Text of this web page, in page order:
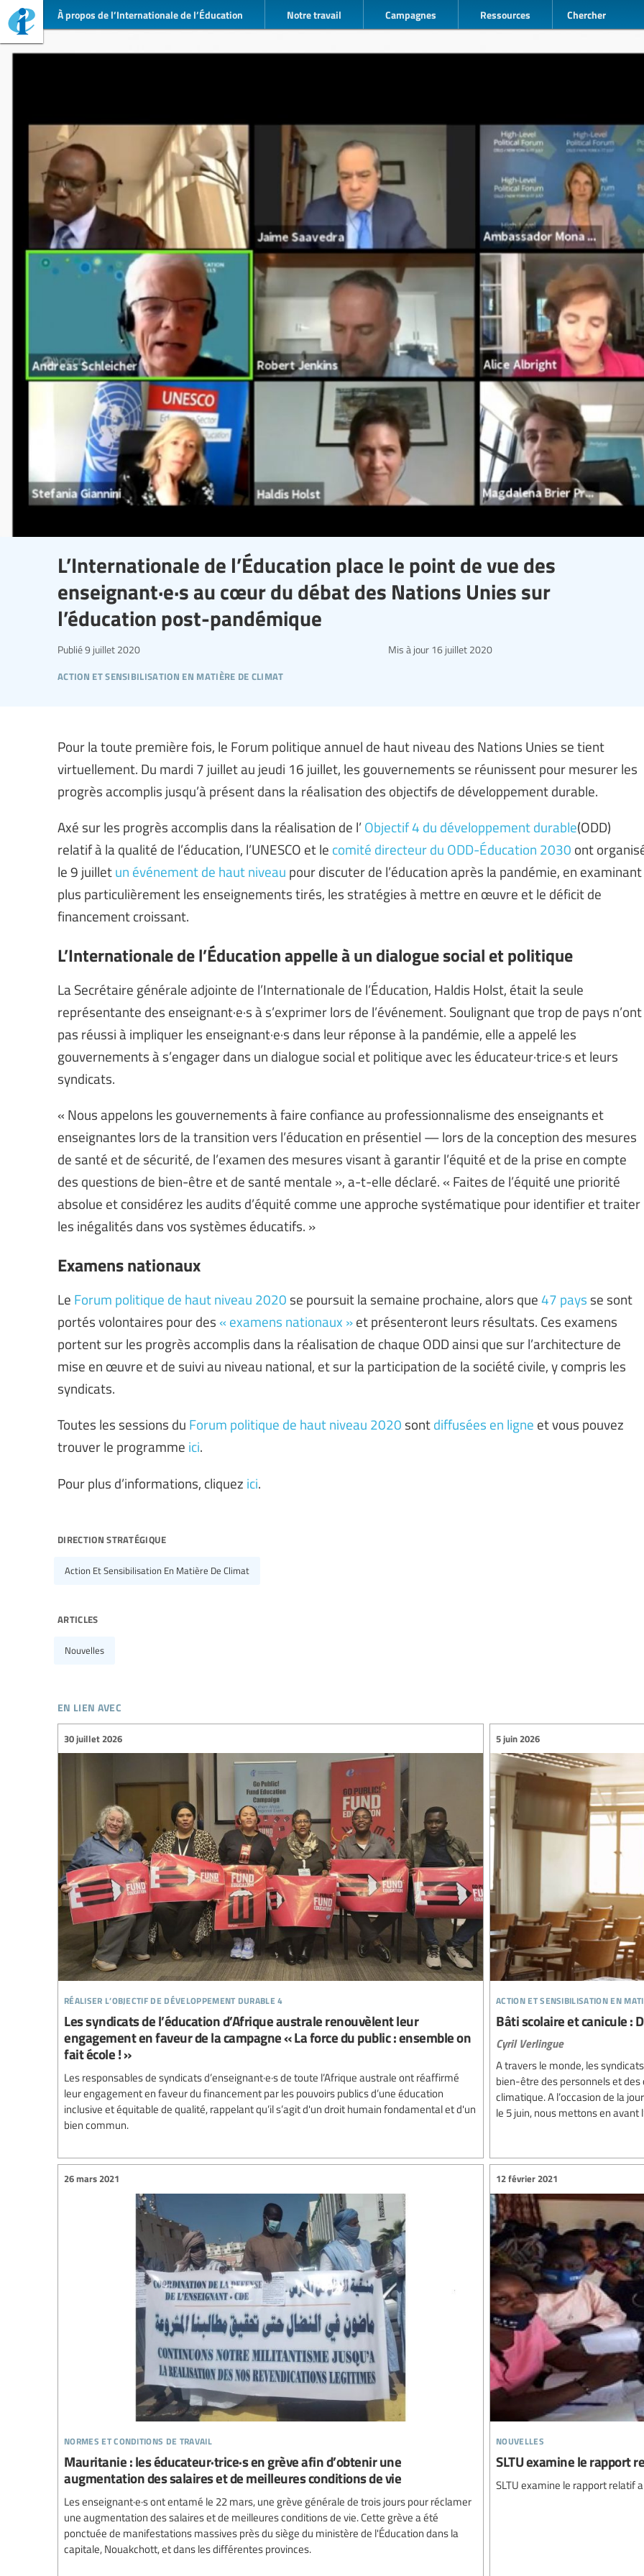
À propos de l’Internationale de l’Éducation Notre travail Campagnes Ressources Chercher
L’Internationale de l’Éducation place le point de vue des
enseignant·e·s au cœur du débat des Nations Unies sur
l’éducation post-pandémique
action et sensibilisation en matière de climat
Publié9 juillet 2020 Mis à jour 16 juillet 2020
Pour la toute première fois, le Forum politique annuel de haut niveau des Nations Unies se tient
virtuellement. Du mardi 7 juillet au jeudi 16 juillet, les gouvernements se réunissent pour mesurer les
progrès accomplis jusqu’à présent dans la réalisation des objectifs de développement durable.
Axé sur les progrès accomplis dans la réalisation de l’Objectif 4 du développement durable(ODD)
relatif à la qualité de l’éducation, l’UNESCO et le comité directeur du ODD-Éducation 2030 ont
le 9 juilletun événement de haut niveau pour discuter de l’éducation après la pandémie, en examinant
plus particulièrement les enseignements tirés, les stratégies à mettre en œuvre et le déficit de
financement croissant.
L’Internationale de l’Éducation appelle à un dialogue social et politique
La Secrétaire générale adjointe de l’Internationale de l’Éducation, Haldis Holst, était la seule
représentante des enseignant·e·s à s’exprimer lors de l’événement. Soulignant que trop de pays n’ont
pas réussi à impliquer les enseignant·e·s dans leur réponse à la pandémie, elle a appelé les
gouvernements à s’engager dans un dialogue social et politique avec les éducateur·trice·s et leurs
syndicats.
« Nous appelons les gouvernements à faire confiance au professionnalisme des enseignants et
enseignantes lors de la transition vers l’éducation en présentiel — lors de la conception des mesures
de santé et de sécurité, de l’examen des mesures visant à garantir l’équité et de la prise en compte
des questions de bien-être et de santé mentale », a-t-elle déclaré. « Faites de l’équité une priorité
absolue et considérez les audits d’équité comme une approche systématique pour identifier et traiter
les inégalités dans vos systèmes éducatifs. »
Examens nationaux
Le Forum politique de haut niveau 2020 se poursuit la semaine prochaine, alors que47 pays se sont
portés volontaires pour des« examens nationaux »et présenteront leurs résultats. Ces examens
portent sur les progrès accomplis dans la réalisation de chaque ODD ainsi que sur l’architecture de
mise en œuvre et de suivi au niveau national, et sur la participation de la société civile, y compris les
syndicats.
Toutes les sessions du Forum politique de haut niveau 2020 sontdiffusées en ligne et vous pouvez
trouver le programme ici.
Pour plus d’informations, cliquez ici.
direction stratégique
Action Et Sensibilisation En Matière De Climat
articles
Nouvelles
en lien avec
réaliser l’objectif de développement durable 4
30 juillet 2026
Les syndicats de l’éducation d’Afrique australe renouvèlent leur
engagement en faveur de la campagne « La force du public : ensemble on
fait école ! »
Les responsables de syndicats d’enseignant·e·s de toute l’Afrique australe ont réaffirmé
leur engagement en faveur du financement par les pouvoirs publics d’une éducation
inclusive et équitable de qualité, rappelant qu’il s’agit d'un droit humain fondamental et d'un
bien commun.
action et sensibilisation en
5 juin 2026
Bâti scolaire et canicule :
Cyril Verlingue
A travers le monde, les
bien-être des personnels et
climatique. A l’occasion de la
le 5 juin, nous mettons en avant
normes et conditions de travail
26 mars 2021
Mauritanie : les éducateur·trice·s en grève afin d’obtenir une
augmentation des salaires et de meilleures conditions de vie
Les enseignant·e·s ont entamé le 22 mars, une grève générale de trois jours pour réclamer
une augmentation des salaires et de meilleures conditions de vie. Cette grève a été
ponctuée de manifestations massives près du siège du ministère de l'Éducation dans la
capitale, Nouakchott, et dans les différentes provinces.
nouvelles
12 février 2021
SLTU examine le rapport
SLTU examine le rapport relatif